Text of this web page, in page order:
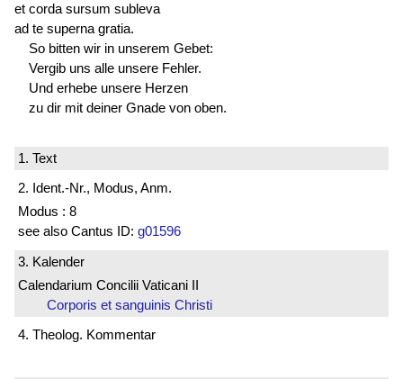
et corda sursum subleva
ad te superna gratia.
So bitten wir in unserem Gebet:
Vergib uns alle unsere Fehler.
Und erhebe unsere Herzen
zu dir mit deiner Gnade von oben.
1. Text
2. Ident.-Nr., Modus, Anm.
Modus : 8
see also Cantus ID: g01596
3. Kalender
Calendarium Concilii Vaticani II
Corporis et sanguinis Christi
4. Theolog. Kommentar